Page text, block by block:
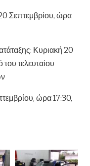
Σεπτεμβρίου, ώρα
Κυριακή 20
του τελευταίου
ώρα 17:30,